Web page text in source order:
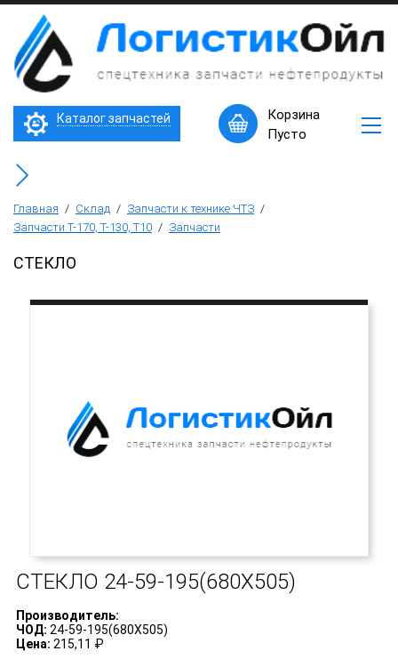
Бульдозер Б11
×
Каталог запчастей
Корзина
Пусто
Главная / Склад / Запчасти к технике ЧТЗ /
Запчасти Т-170, Т-130, Т10 / Запчасти
СТЕКЛО
СТЕКЛО 24-59-195(680Х505)
Производитель:
ЧОД: 24-59-195(680Х505)
Цена: 215,11 ₽
Запчасти
технике
ЧТЗ
Машины
Горячее
предложение